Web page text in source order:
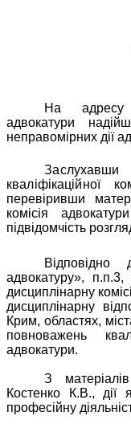
На адресу
адвокатури
неправомірних дії
кваліфікаційної
перевіривши
комісія
підвідомчість
адвокатуру»,
дисциплінарну
дисциплінарну
Крим, областях,
повноважень
адвокатури.
З
Костенко К.В., дії
професійну